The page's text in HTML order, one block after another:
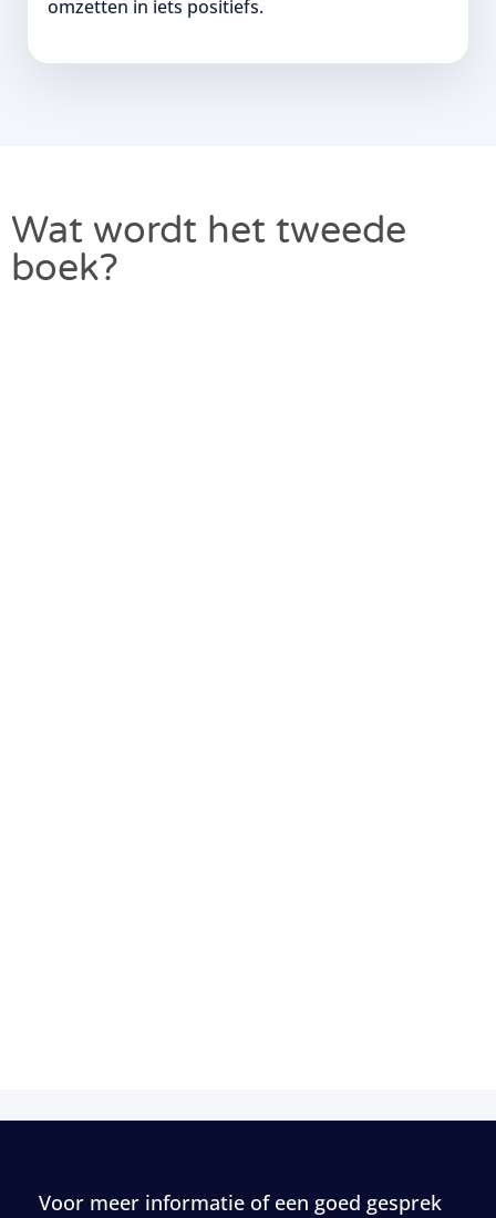
omzetten in iets positiefs.
Wat wordt het tweede
boek?
Voor meer informatie of een goed gesprek